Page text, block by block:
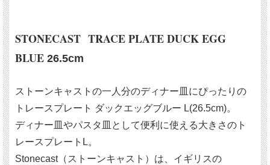
STONECAST TRACE PLATE DUCK EGG
BLUE 26.5cm
ストーンキャストの一人分のディナー皿にぴったりの
トレースプレート ダックエッグブルー L(26.5cm)。
ディナー皿やパスタ皿として便利に使える大きさのト
レースプレートL。
Stonecast（ストーンキャスト）は、イギリスの